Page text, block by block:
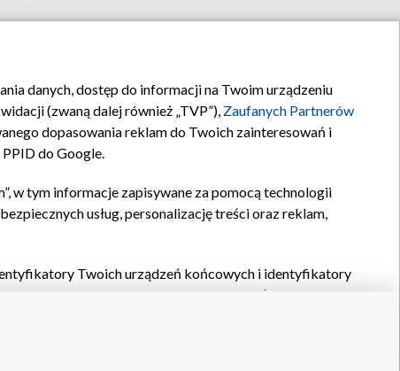
Kontakt
danych, dostęp do informacji na Twoim urządzeniu
(zwaną dalej również „TVP”), Zaufanych Partnerów
dopasowania reklam do Twoich zainteresowań i
do Google.
w tym informacje zapisywane za pomocą technologii
usług, personalizację treści oraz reklam,
Twoich urządzeń końcowych i identyfikatory
oraz pozostałych
podstawowych reklam, wyboru spersonalizowanych
treści, pomiaru wydajności reklam, pomiaru wydajności
bezpieczeństwa, zapobiegania oszustwom i usuwania